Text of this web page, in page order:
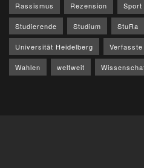
Rassismus Rezension Sport
Studierende Studium StuRa
Universität Heidelberg
Wahlen weltweit